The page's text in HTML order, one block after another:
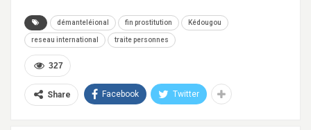
démanteléional fin prostitution Kédougou
reseau international traite personnes
327
Share Facebook Twitter